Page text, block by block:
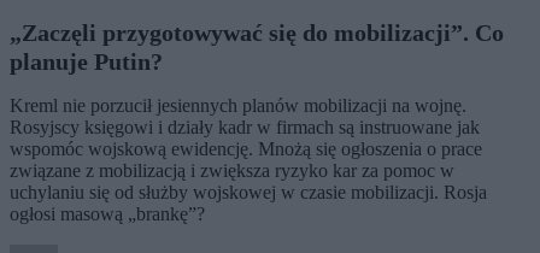
„Zaczęli przygotowywać się do mobilizacji”. Co
planuje Putin?
Kreml nie porzucił jesiennych planów mobilizacji na wojnę.
Rosyjscy księgowi i działy kadr w firmach są instruowane jak
wspomóc wojskową ewidencję. Mnożą się ogłoszenia o prace
związane z mobilizacją i zwiększa ryzyko kar za pomoc w
uchylaniu się od służby wojskowej w czasie mobilizacji. Rosja
ogłosi masową „brankę”?